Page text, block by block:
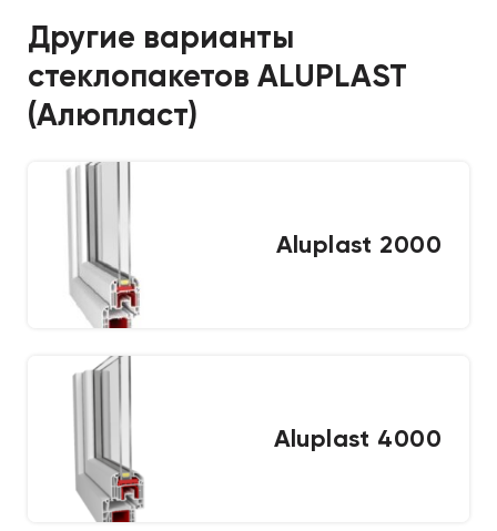
Другие варианты
стеклопакетов ALUPLAST
(Алюпласт)
Aluplast 2000
Aluplast 4000